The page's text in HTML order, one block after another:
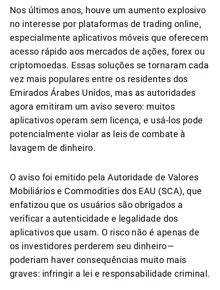
Nos últimos anos, houve um aumento explosivo
no interesse por plataformas de trading online,
especialmente aplicativos móveis que oferecem
acesso rápido aos mercados de ações, forex ou
criptomoedas. Essas soluções se tornaram cada
vez mais populares entre os residentes dos
Emirados Árabes Unidos, mas as autoridades
agora emitiram um aviso severo: muitos
aplicativos operam sem licença, e usá-los pode
potencialmente violar as leis de combate à
lavagem de dinheiro.
O aviso foi emitido pela Autoridade de Valores
Mobiliários e Commodities dos EAU (SCA), que
enfatizou que os usuários são obrigados a
verificar a autenticidade e legalidade dos
aplicativos que usam. O risco não é apenas de
os investidores perderem seu dinheiro—
poderiam haver consequências muito mais
graves: infringir a lei e responsabilidade criminal.